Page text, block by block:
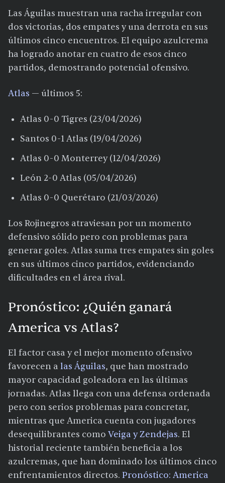
Las Águilas muestran una racha irregular con
dos victorias, dos empates y una derrota en sus
últimos cinco encuentros. El equipo azulcrema
ha logrado anotar en cuatro de esos cinco
partidos, demostrando potencial ofensivo.
Atlas — últimos 5:
Atlas 0-0 Tigres (23/04/2026)
Santos 0-1 Atlas (19/04/2026)
Atlas 0-0 Monterrey (12/04/2026)
León 2-0 Atlas (05/04/2026)
Atlas 0-0 Querétaro (21/03/2026)
Los Rojinegros atraviesan por un momento
defensivo sólido pero con problemas para
generar goles. Atlas suma tres empates sin goles
en sus últimos cinco partidos, evidenciando
dificultades en el área rival.
Pronóstico: ¿Quién ganará
America vs Atlas?
El factor casa y el mejor momento ofensivo
favorecen a las Águilas, que han mostrado
mayor capacidad goleadora en las últimas
jornadas. Atlas llega con una defensa ordenada
pero con serios problemas para concretar,
mientras que America cuenta con jugadores
desequilibrantes como Veiga y Zendejas. El
historial reciente también beneficia a los
azulcremas, que han dominado los últimos cinco
enfrentamientos directos. Pronóstico: America